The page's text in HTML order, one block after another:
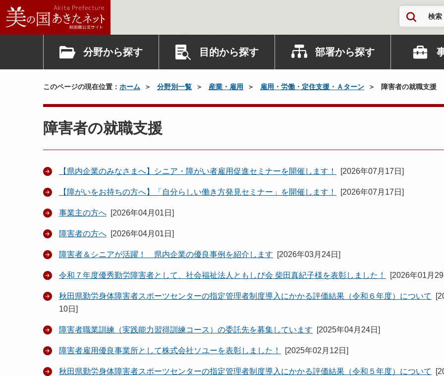
検索
分野から探す 目的から探す 部署から探す
このページの現在位置： ホーム 分野別一覧 産業・雇用 雇用・労働・定住支援・Ａターン 障害者の就職支援
障害者の就職支援
【県内企業のみなさまへ】シニア・障がい者雇用促進セミナーを開催します！ [2026年07月17日 ]
【障がいをお持ちの方へ】「自分らしい働き方発見セミナー」を開催します！ [2026年07月17日 ]
事業主の方へ [2026年04月01日 ]
障害者の方へ [2026年04月01日 ]
障害者＆シニアが活躍！ 県内企業の優良事例を紹介します [2026年03月24日 ]
令和７年度優秀勤労障害者として、社会福祉法人ともしび会 柴田真紀子様を表彰しました！ [2026年01月
秋田県勤労身体障害者スポーツセンターの指定管理者制度導入にかかる評価結果（令和６年度）について [
10日 ]
障害者職業訓練（実践能力習得訓練コース）の委託先を募集しています [2025年04月24日 ]
障害者雇用優良事業所として株式会社ソユーを表彰しました！ [2025年02月12日 ]
秋田県勤労身体障害者スポーツセンターの指定管理者制度導入にかかる評価結果（令和５年度）について [